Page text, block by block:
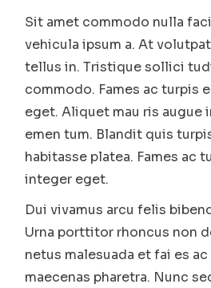
Sit amet commodo nulla
vehicula ipsum a. At
tellus in. Tristique sollici
commodo. Fames ac turpis
eget. Aliquet mau ris augue
emen tum. Blandit quis
habitasse platea. Fames ac
integer eget.
Dui vivamus arcu felis
Urna porttitor rhoncus non
netus malesuada et fai es
maecenas pharetra. Nunc